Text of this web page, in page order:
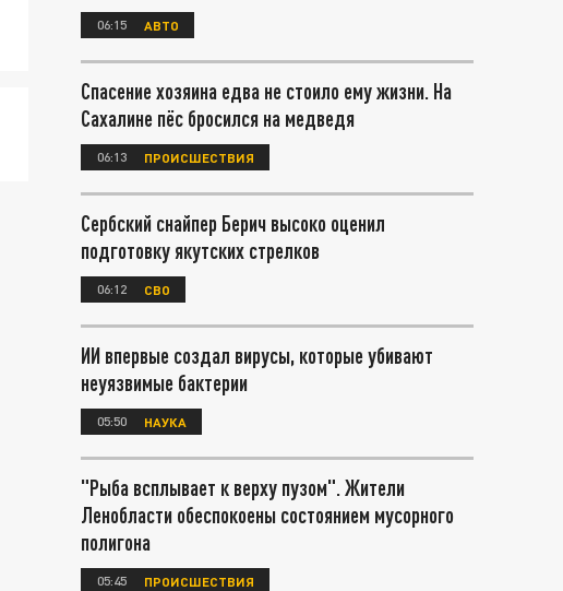
06:15 АВТО
Спасение хозяина едва не стоило ему жизни. На
Сахалине пёс бросился на медведя
06:13 ПРОИСШЕСТВИЯ
Сербский снайпер Берич высоко оценил
подготовку якутских стрелков
06:12 СВО
ИИ впервые создал вирусы, которые убивают
неуязвимые бактерии
05:50 НАУКА
"Рыба всплывает к верху пузом". Жители
Ленобласти обеспокоены состоянием мусорного
полигона
05:45 ПРОИСШЕСТВИЯ